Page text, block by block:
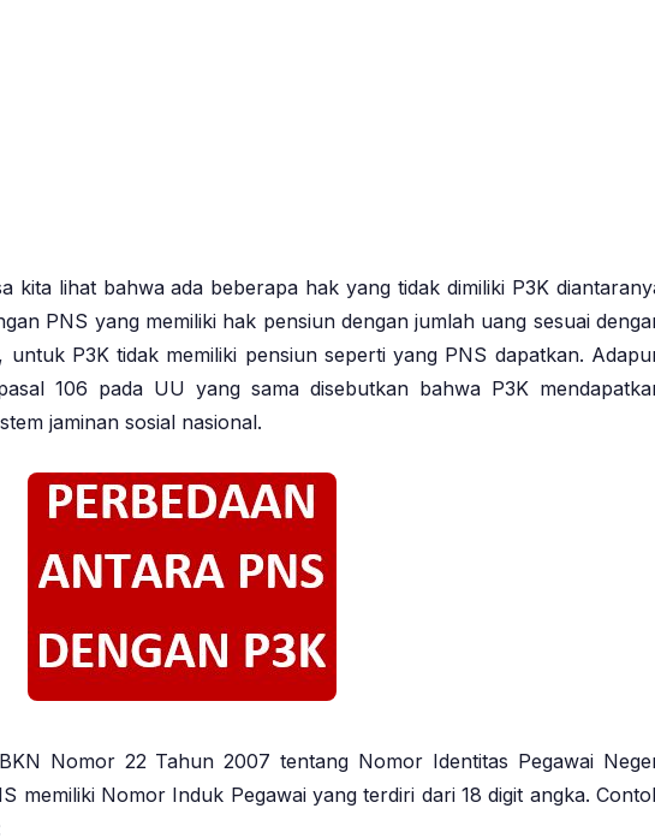
kita lihat bahwa ada beberapa hak yang tidak dimiliki P3K
PNS yang memiliki hak pensiun dengan jumlah uang sesuai
P3K tidak memiliki pensiun seperti yang PNS dapatkan.
106 pada UU yang sama disebutkan bahwa P3K
jaminan sosial nasional.
Nomor 22 Tahun 2007 tentang Nomor Identitas Pegawai
memiliki Nomor Induk Pegawai yang terdiri dari 18 digit angka.